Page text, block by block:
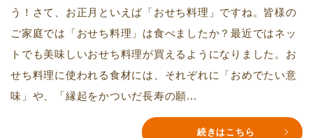
う！さて、お正月といえば「おせち料理」ですね。皆様の
ご家庭では「おせち料理」は食べましたか？最近ではネッ
トでも美味しいおせち料理が買えるようになりました。お
せち料理に使われる食材には、それぞれに「おめでたい意
味」や、「縁起をかついだ長寿の願...
続きはこちら